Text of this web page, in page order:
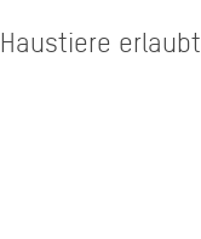
Haustiere erlaubt